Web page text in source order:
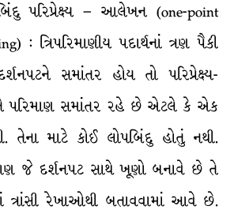
પરિપ્રેક્ષ્ય – આલેખન (one-point
: ત્રિપરિમાણીય પદાર્થનાં ત્રણ પૈકી
સમાંતર હોય તો પરિપ્રેક્ષ્ય-
સમાંતર રહે છે એટલે કે એક
તેના માટે કોઈ લોપબિંદુ હોતું નથી.
જે દર્શનપટ સાથે ખૂણો બનાવે છે તે
ત્રાંસી રેખાઓથી બતાવવામાં આવે છે.